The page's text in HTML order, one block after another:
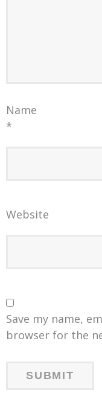
Name
*
Website
Save my name,
browser for the